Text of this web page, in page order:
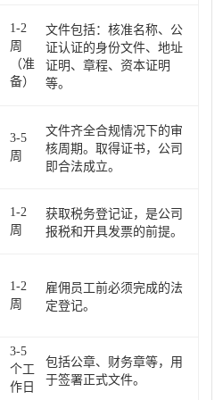
1-2
周
（准
备）
文件包括：核准名称、公
证认证的身份文件、地址
证明、章程、资本证明
等。
3-5
周
文件齐全合规情况下的审
核周期。取得证书，公司
即合法成立。
1-2
周
获取税务登记证，是公司
报税和开具发票的前提。
1-2
周
雇佣员工前必须完成的法
定登记。
3-5
个工
作日
包括公章、财务章等，用
于签署正式文件。